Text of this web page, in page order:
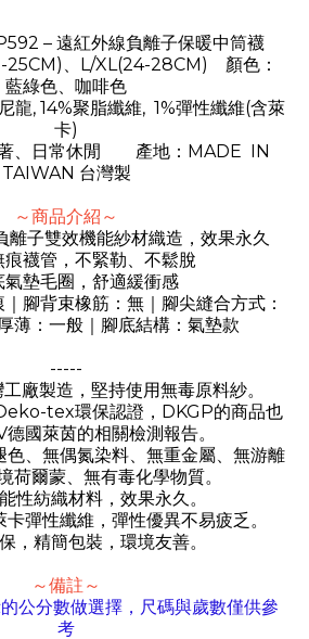
– 遠紅外線負離子保暖中筒襪
25CM) L/XL(24-28CM)
顏色：
藍綠色、咖啡色
尼龍, 14%聚脂纖維, 1%彈性纖維(含萊
卡)
著、日常休閒 產地： MADE IN
TAIWAN 台灣製
～商品介紹～
子雙效機能紗材織造，效果永久
襪管，不緊勒、不鬆脫
墊毛圈，舒適緩衝感
腳背束橡筋：無｜腳尖縫合方式：
薄：一般｜腳底結構：氣墊款
-----
廠製造，堅持使用無毒原料紗。
tex環保認證， DKGP的商品也
德國萊茵的相關檢測報告。
色、無偶氮染料、無重金屬、無游離
荷爾蒙、無有毒化學物質。
性紡織材料，效果永久。
彈性纖維，彈性優異不易疲乏。
，精簡包裝，環境友善。
～備註～
公分數做選擇，尺碼與歲數僅供參
考